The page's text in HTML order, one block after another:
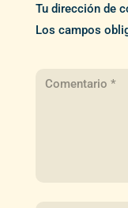
Tu dirección de
Los campos